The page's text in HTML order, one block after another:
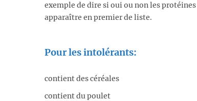
exemple de dire si oui ou non les
apparaître en premier de liste.
Pour les intolérants:
contient des céréales
contient du poulet